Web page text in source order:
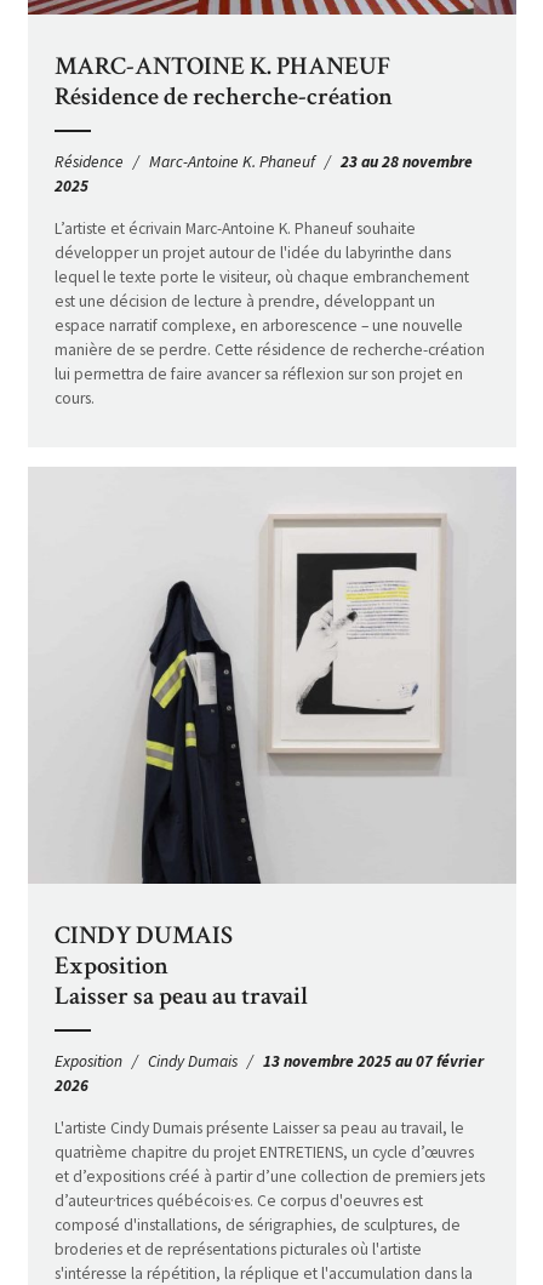
MARC-ANTOINE K. PHANEUF
Résidence de recherche-création
Résidence Marc-Antoine K. Phaneuf
23 au 28 novembre
2025
L’artiste et écrivain Marc-Antoine K. Phaneuf souhaite
développer un projet autour de l'idée du labyrinthe dans
lequel le texte porte le visiteur, où chaque embranchement
est une décision de lecture à prendre, développant un
espace narratif complexe, en arborescence – une nouvelle
manière de se perdre. Cette résidence de recherche-création
lui permettra de faire avancer sa réflexion sur son projet en
cours.
CINDY DUMAIS
Exposition
Laisser sa peau au travail
Exposition Cindy Dumais
13 novembre 2025 au 07 février
2026
L'artiste Cindy Dumais présente Laisser sa peau au travail, le
quatrième chapitre du projet ENTRETIENS, un cycle d’œuvres
et d’expositions créé à partir d’une collection de premiers jets
d’auteur·trices québécois·es. Ce corpus d'oeuvres est
composé d'installations, de sérigraphies, de sculptures, de
broderies et de représentations picturales où l'artiste
s'intéresse la répétition, la réplique et l'accumulation dans la